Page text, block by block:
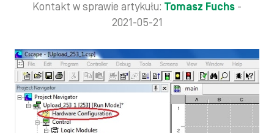
Kontakt w sprawie artykułu: Tomasz Fuchs -
2021-05-21